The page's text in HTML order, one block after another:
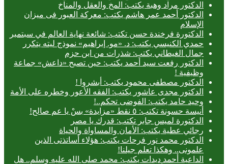
الدكتور مراد وهبة يكتب: المخ والعقل والمناخ
الدكتور أحمد عمر هاشم يكتب: معركة العبور فى ميزان
الإسلام
الدكتورة فرخندة حسن تكتب: شائعة نهاية العالم في سبتمبر
حمدي الكنيسي يكتب: د. «مو. إبراهيم» نموذج ليته يتكرر
جمال الغيطاني يكتب: شذرات من ابن حزم
الدكتور رفعت سيد أحمد يكتب: حين تصبح «داعش» جماعة
وظيفية !
الدكتور مصطفى محمود يكتب: أبشروا !
الدكتور مجدى عاشور يكتب: الفقه الأعور وخطره على الأمة
وحيد حامد يكتب: الفوضى تحكم..!
أنيسة حسونة تكتب: ٥ نقط «مزايدة» بسْ يا عم صالح!
الدكتورة لميس جابر تكتب: قدرك يا مصر
رجائي عطية يكتب: الأمان والمساواة والحياة
الدكتور محمد نور فرحات يكتب: هؤلاء أساتذتى الذين
علمونى.. وهكذا تعلم جيلنا!
الداعية أحمد ديدات يكتب: محمد صلى الله عليه وسلم.. هل